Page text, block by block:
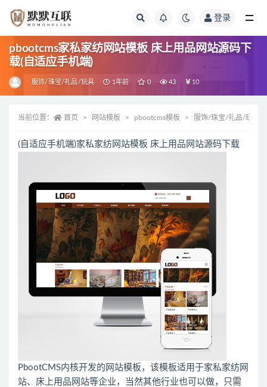
登录
pbootcms家私家纺网站模板 床上用品网站源码下
载(自适应手机端)
服饰/珠宝/礼品/玩具 1年前 0 43 10
当前位置： 首页 网站模板 pbootcms模板 服饰/珠宝/礼品/玩具
(自适应手机端)家私家纺网站模板 床上用品网站源码下载
PbootCMS内核开发的网站模板，该模板适用于家私家纺网
站、床上用品网站等企业，当然其他行业也可以做，只需